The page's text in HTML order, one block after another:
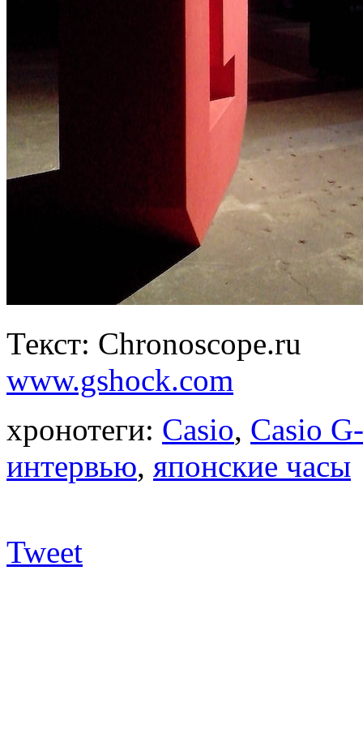
Текст: Chronoscope.ru
www.gshock.com
хронотеги: Casio, Casio
интервью, японские часы
Tweet